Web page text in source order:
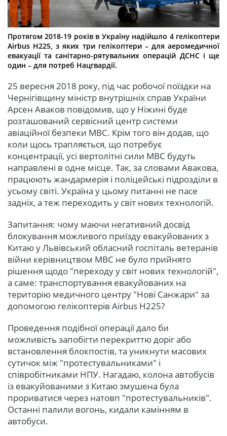
Протягом 2018-19 років в Україну надійшло 4 гелікоптери
Airbus H225, з яких три гелікоптери – для аеромедичної
евакуації та санітарно-рятувальних операцій ДСНС і ще
один – для потреб Нацгвардії.
25 вересня 2018 року, під час робочої поїздки на
Чернігівщину міністр внутрішніх справ України
Арсен Аваков повідомив, що у Ніжині буде
розташований сервісний центр системи
авіаційної безпеки МВС. Крім того він додав, що
коли щось трапляється, що потребує
концентрації, усі вертолітні сили МВС будуть
направлені в одне місце. Так, за словами Авакова,
працюють жандармерія і поліцейські підрозділи в
усьому світі. Україна у цьому питанні не пасе
задніх, а теж переходить у світ нових технологій.
Запитання: чому маючи негативний досвід
блокування можливого приїзду евакуйованих з
Китаю у Львівський обласний госпіталь ветеранів
війни керівництвом МВС не було прийнято
рішення щодо "переходу у світ нових технологій",
а саме: транспортування евакуйованих на
територію медичного центру "Нові Санжари" за
допомогою гелікоптерів Airbus H225?
Проведення подібної операції дало би
можливість запобігти перекриттю доріг або
встановлення блокпостів, та уникнути масових
сутичок між "протестувальниками" і
співробітниками НПУ. Нагадаю, колона автобусів
із евакуйованими з Китаю змушена була
прориватися через натовп "протестувальників".
Останні палили вогонь, кидали камінням в
автобуси.